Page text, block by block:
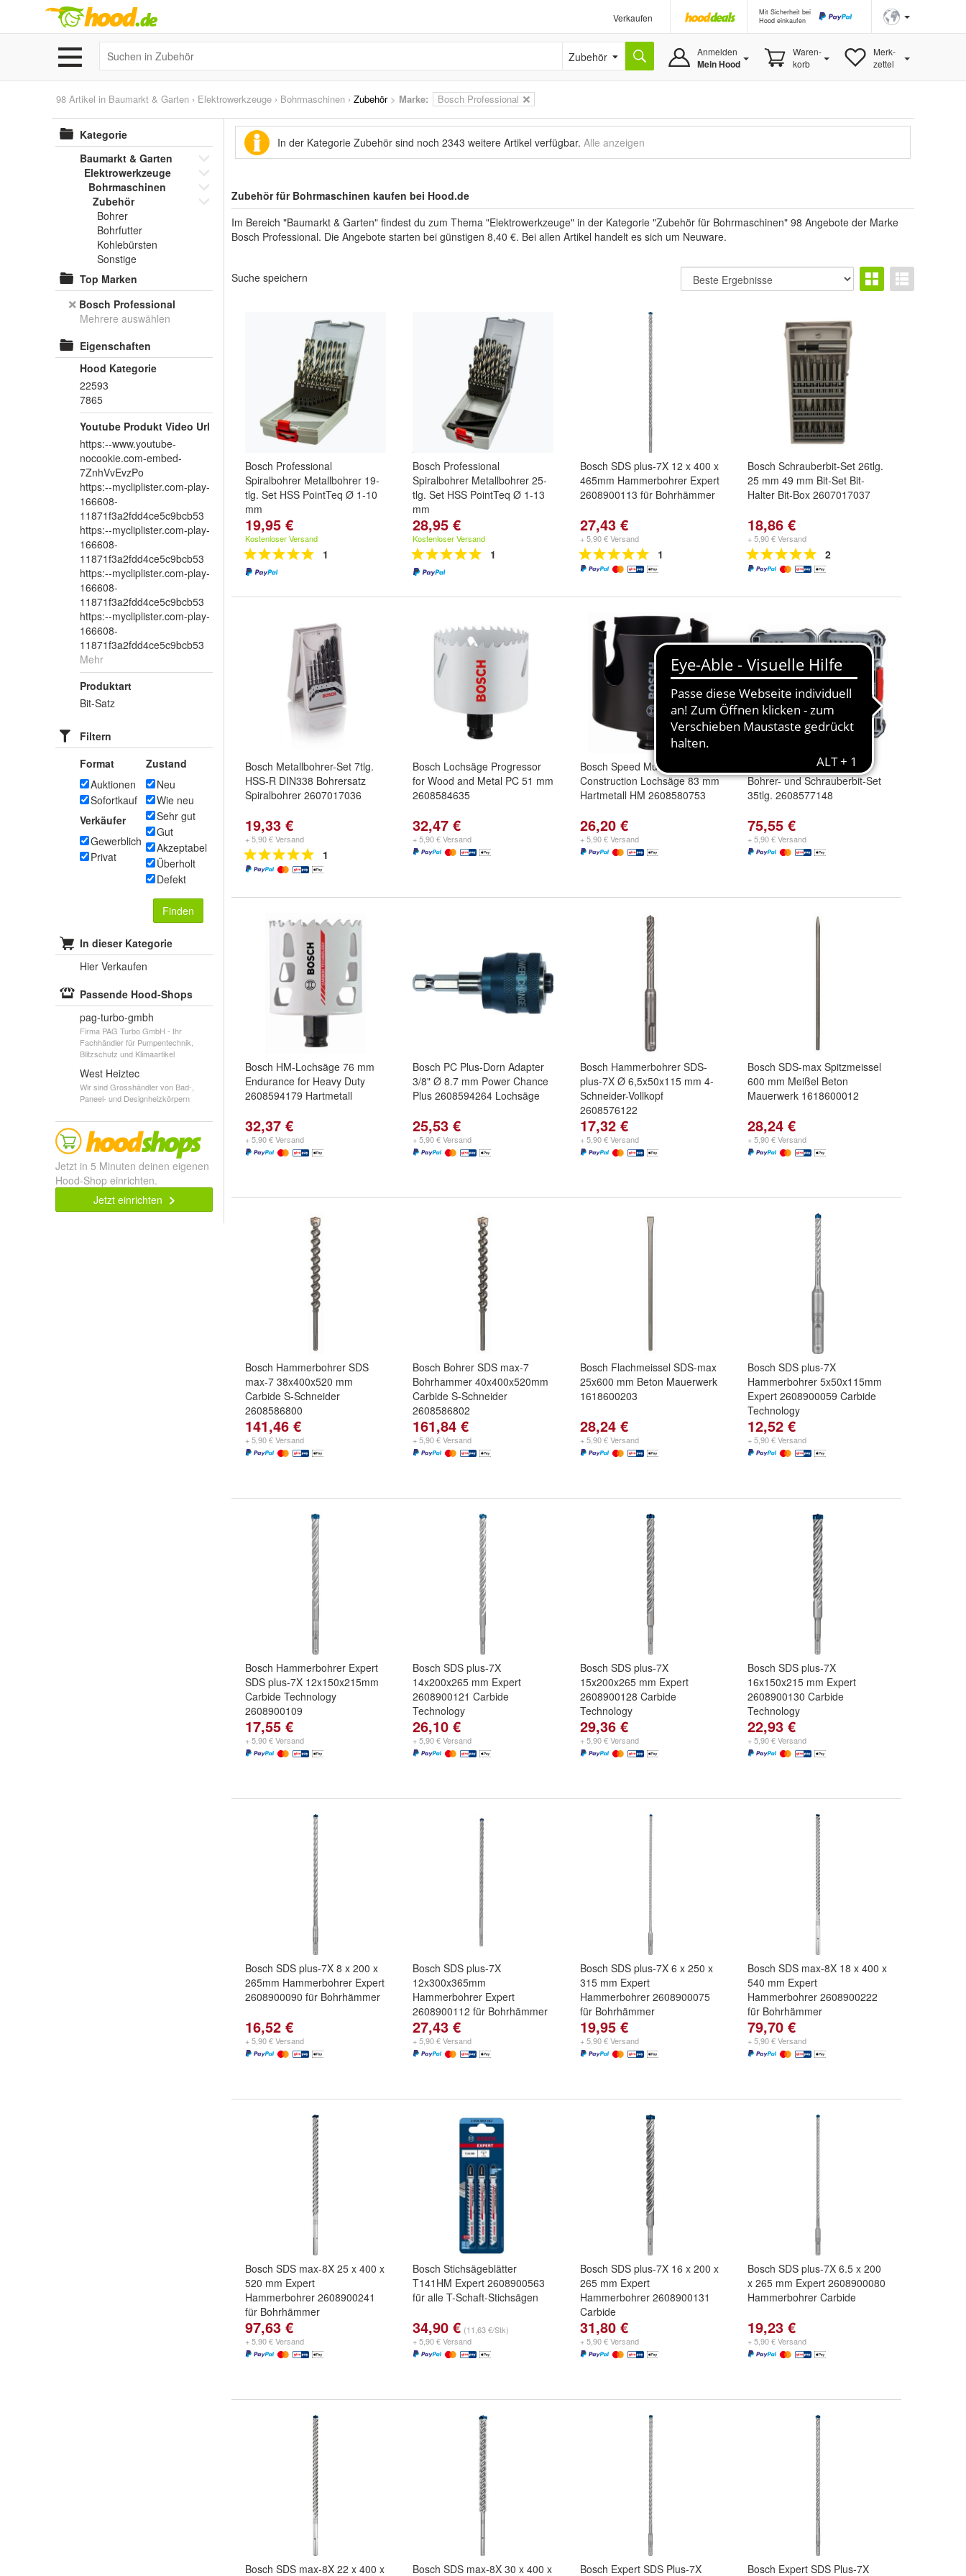
Verkaufen
Mit Sicherheit bei
Hood einkaufen
Zubehör Anmelden
Mein Hood
Waren-
korb
Merk-
zettel
98 Artikel in Baumarkt & Garten › Elektrowerkzeuge › Bohrmaschinen › Zubehör> Marke: Bosch Professional
Kategorie
Baumarkt & Garten
Elektrowerkzeuge
Bohrmaschinen
Zubehör
Bohrer
Bohrfutter
Kohlebürsten
Sonstige
Top Marken
Bosch Professional
Mehrere auswählen
Eigenschaften
Hood Kategorie
22593
7865
Youtube Produkt Video Url
https:--www.youtube-
nocookie.com-embed-
7ZnhVvEvzPo
https:--mycliplister.com-play-
166608-
11871f3a2fdd4ce5c9bcb53
https:--mycliplister.com-play-
166608-
11871f3a2fdd4ce5c9bcb53
https:--mycliplister.com-play-
166608-
11871f3a2fdd4ce5c9bcb53
https:--mycliplister.com-play-
166608-
11871f3a2fdd4ce5c9bcb53
Mehr
Produktart
Bit-Satz
Filtern
Format
Auktionen
Sofortkauf
Verkäufer
Gewerblich
Privat
Zustand
Neu
Wie neu
Sehr gut
Gut
Akzeptabel
Überholt
Defekt
Finden
In dieser Kategorie
Hier Verkaufen
Passende Hood-Shops
pag-turbo-gmbh
Firma PAG Turbo GmbH - Ihr
Fachhändler für Pumpentechnik,
Blitzschutz und Klimaartikel
West Heiztec
Wir sind Grosshändler von Bad-,
Paneel- und Designheizkörpern
Jetzt in 5 Minuten deinen eigenen
Hood-Shop einrichten.
Jetzt einrichten
In der Kategorie Zubehör sind noch 2343 weitere Artikel verfügbar. Alle anzeigen
Zubehör für Bohrmaschinen kaufen bei Hood.de
Im Bereich "Baumarkt & Garten" findest du zum Thema "Elektrowerkzeuge" in der Kategorie "Zubehör für Bohrmaschinen" 98 Angebote der Marke
Bosch Professional. Die Angebote starten bei günstigen 8,40 €. Bei allen Artikel handelt es sich um Neuware.
Suche speichern
Bosch Professional
Spiralbohrer Metallbohrer 19-
tlg. Set HSS PointTeq Ø 1-10
mm
19,95 €
Kostenloser Versand
1
Bosch Professional
Spiralbohrer Metallbohrer 25-
tlg. Set HSS PointTeq Ø 1-13
mm
28,95 €
Kostenloser Versand
1
Bosch SDS plus-7X 12 x 400 x
465mm Hammerbohrer Expert
2608900113 für Bohrhämmer
27,43 €
+ 5,90 € Versand
1
Bosch Schrauberbit-Set 26tlg.
25 mm 49 mm Bit-Set Bit-
Halter Bit-Box 2607017037
18,86 €
+ 5,90 € Versand
2
Bosch Metallbohrer-Set 7tlg.
HSS-R DIN338 Bohrersatz
Spiralbohrer 2607017036
19,33 €
+ 5,90 € Versand
1
Bosch Lochsäge Progressor
for Wood and Metal PC 51 mm
2608584635
32,47 €
+ 5,90 € Versand
Bosch Speed Multi
Construction Lochsäge 83 mm
Hartmetall HM 2608580753
26,20 €
+ 5,90 € Versand
Bosch Impact Control HSS
Bohrer- und Schrauberbit-Set
35tlg. 2608577148
75,55 €
+ 5,90 € Versand
Bosch HM-Lochsäge 76 mm
Endurance for Heavy Duty
2608594179 Hartmetall
32,37 €
+ 5,90 € Versand
Bosch PC Plus-Dorn Adapter
3/8" Ø 8.7 mm Power Chance
Plus 2608594264 Lochsäge
25,53 €
+ 5,90 € Versand
Bosch Hammerbohrer SDS-
plus-7X Ø 6,5x50x115 mm 4-
Schneider-Vollkopf
2608576122
17,32 €
+ 5,90 € Versand
Bosch SDS-max Spitzmeissel
600 mm Meißel Beton
Mauerwerk 1618600012
28,24 €
+ 5,90 € Versand
Bosch Hammerbohrer SDS
max-7 38x400x520 mm
Carbide S-Schneider
2608586800
141,46 €
+ 5,90 € Versand
Bosch Bohrer SDS max-7
Bohrhammer 40x400x520mm
Carbide S-Schneider
2608586802
161,84 €
+ 5,90 € Versand
Bosch Flachmeissel SDS-max
25x600 mm Beton Mauerwerk
1618600203
28,24 €
+ 5,90 € Versand
Bosch SDS plus-7X
Hammerbohrer 5x50x115mm
Expert 2608900059 Carbide
Technology
12,52 €
+ 5,90 € Versand
Bosch Hammerbohrer Expert
SDS plus-7X 12x150x215mm
Carbide Technology
2608900109
17,55 €
+ 5,90 € Versand
Bosch SDS plus-7X
14x200x265 mm Expert
2608900121 Carbide
Technology
26,10 €
+ 5,90 € Versand
Bosch SDS plus-7X
15x200x265 mm Expert
2608900128 Carbide
Technology
29,36 €
+ 5,90 € Versand
Bosch SDS plus-7X
16x150x215 mm Expert
2608900130 Carbide
Technology
22,93 €
+ 5,90 € Versand
Bosch SDS plus-7X 8 x 200 x
265mm Hammerbohrer Expert
2608900090 für Bohrhämmer
16,52 €
+ 5,90 € Versand
Bosch SDS plus-7X
12x300x365mm
Hammerbohrer Expert
2608900112 für Bohrhämmer
27,43 €
+ 5,90 € Versand
Bosch SDS plus-7X 6 x 250 x
315 mm Expert
Hammerbohrer 2608900075
für Bohrhämmer
19,95 €
+ 5,90 € Versand
Bosch SDS max-8X 18 x 400 x
540 mm Expert
Hammerbohrer 2608900222
für Bohrhämmer
79,70 €
+ 5,90 € Versand
Bosch SDS max-8X 25 x 400 x
520 mm Expert
Hammerbohrer 2608900241
für Bohrhämmer
97,63 €
+ 5,90 € Versand
Bosch Stichsägeblätter
T141HM Expert 2608900563
für alle T-Schaft-Stichsägen
34,90 € (11,63 €/Stk)
+ 5,90 € Versand
Bosch SDS plus-7X 16 x 200 x
265 mm Expert
Hammerbohrer 2608900131
Carbide
31,80 €
+ 5,90 € Versand
Bosch SDS plus-7X 6.5 x 200
x 265 mm Expert 2608900080
Hammerbohrer Carbide
19,23 €
+ 5,90 € Versand
Bosch SDS max-8X 22 x 400 x Bosch SDS max-8X 30 x 400 x Bosch Expert SDS Plus-7X Bosch Expert SDS Plus-7X